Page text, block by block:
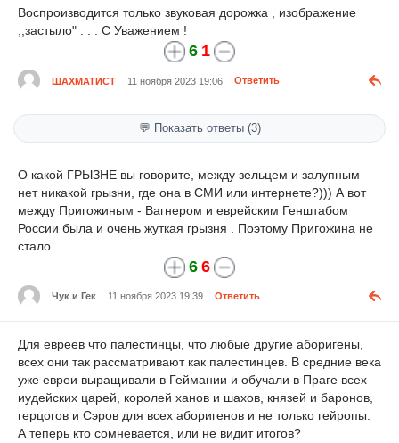
Воспроизводится только звуковая дорожка , изображение
,,застыло" . . . С Уважением !
6 1
ШАХМАТИСТ 11 ноября 2023 19:06 Ответить
💬 Показать ответы (3)
О какой ГРЫЗНЕ вы говорите, между зельцем и залупным
нет никакой грызни, где она в СМИ или интернете?))) А вот
между Пригожиным - Вагнером и еврейским Генштабом
России была и очень жуткая грызня . Поэтому Пригожина не
стало.
6 6
Чук и Гек 11 ноября 2023 19:39 Ответить
Для евреев что палестинцы, что любые другие аборигены,
всех они так рассматривают как палестинцев. В средние века
уже евреи выращивали в Геймании и обучали в Праге всех
иудейских царей, королей ханов и шахов, князей и баронов,
герцогов и Сэров для всех аборигенов и не только гейропы.
А теперь кто сомневается, или не видит итогов?